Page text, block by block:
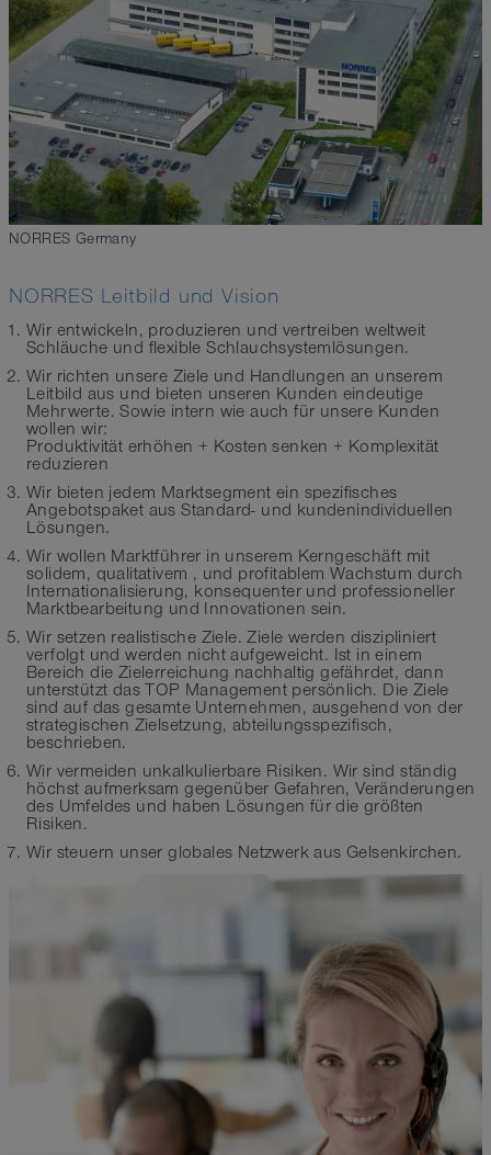
NORRES Germany
NORRES Leitbild und Vision
Wir entwickeln, produzieren und vertreiben weltweit
Schläuche und flexible Schlauchsystemlösungen.
Wir richten unsere Ziele und Handlungen an unserem
Leitbild aus und bieten unseren Kunden eindeutige
Mehrwerte. Sowie intern wie auch für unsere Kunden
wollen wir:
Produktivität erhöhen + Kosten senken + Komplexität
reduzieren
Wir bieten jedem Marktsegment ein spezifisches
Angebotspaket aus Standard- und kundenindividuellen
Lösungen.
Wir wollen Marktführer in unserem Kerngeschäft mit
solidem, qualitativem , und profitablem Wachstum durch
Internationalisierung, konsequenter und professioneller
Marktbearbeitung und Innovationen sein.
Wir setzen realistische Ziele. Ziele werden diszipliniert
verfolgt und werden nicht aufgeweicht. Ist in einem
Bereich die Zielerreichung nachhaltig gefährdet, dann
unterstützt das TOP Management persönlich. Die Ziele
sind auf das gesamte Unternehmen, ausgehend von der
strategischen Zielsetzung, abteilungsspezifisch,
beschrieben.
Wir vermeiden unkalkulierbare Risiken. Wir sind ständig
höchst aufmerksam gegenüber Gefahren, Veränderungen
des Umfeldes und haben Lösungen für die größten
Risiken.
Wir steuern unser globales Netzwerk aus Gelsenkirchen.